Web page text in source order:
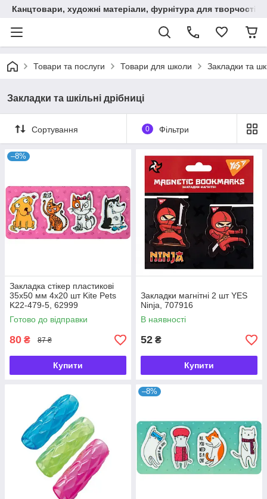
Канцтовари, художні матеріали, фурнітура для творчості
Товари та послуги Товари для школи Закладки та
Закладки та шкільні дрібниці
Сортування 0 Фільтри
–8%
Закладка стікер пластикові
35х50 мм 4x20 шт Kite Pets
K22-479-5, 62999
Готово до відправки
80 ₴ 87 ₴
Купити
Закладки магнітні 2 шт YES
Ninja, 707916
В наявності
52 ₴
Купити
–8%